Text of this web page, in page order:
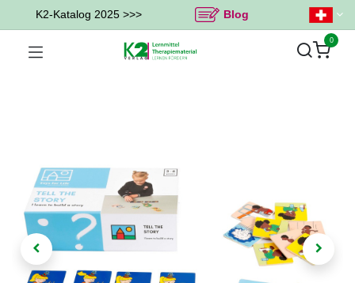
K2-Katalog 2025 >>> Blog
0